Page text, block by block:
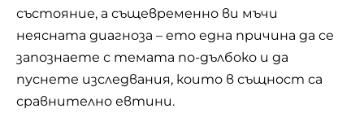
състояние, а същевременно ви мъчи
неясната диагноза – ето една причина да се
запознаете с темата по-дълбоко и да
пуснете изследвания, които в същност са
сравнително евтини.